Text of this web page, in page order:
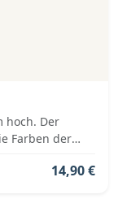
hoch. Der
Farben der
14,90 €